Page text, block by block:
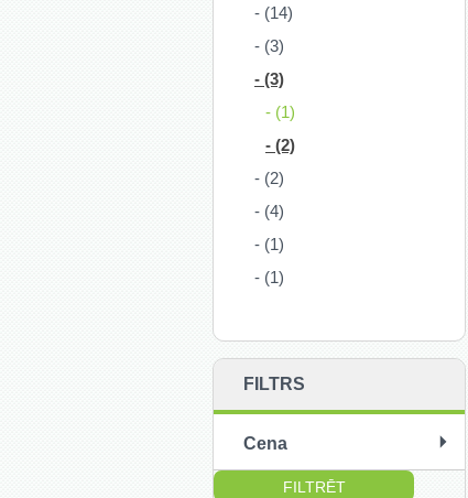
- (14)
- (3)
- (3)
- (1)
- (2)
- (2)
- (4)
- (1)
- (1)
FILTRS
Cena
līdz: